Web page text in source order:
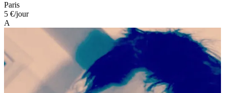
Paris
5 €/jour
A